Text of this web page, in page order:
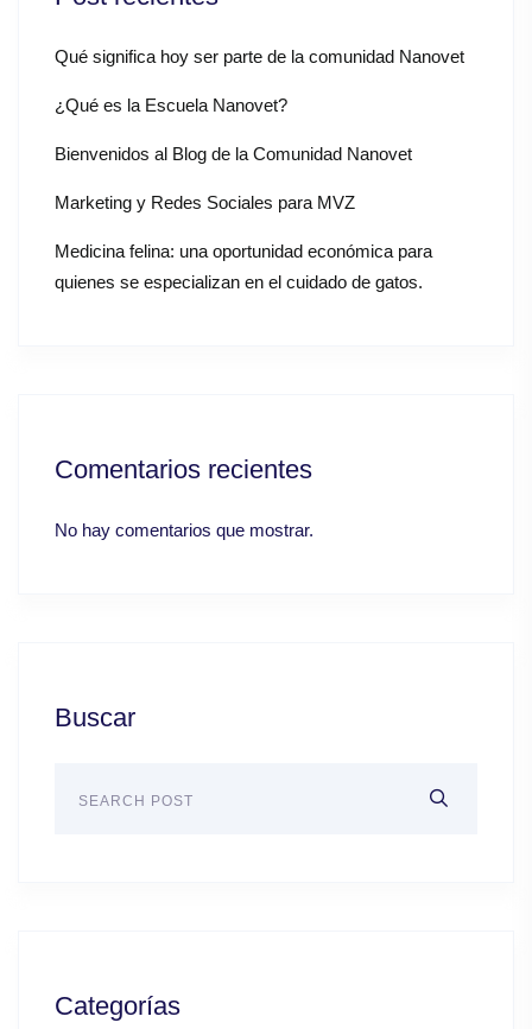
Qué significa hoy ser parte de la comunidad Nanovet
¿Qué es la Escuela Nanovet?
Bienvenidos al Blog de la Comunidad Nanovet
Marketing y Redes Sociales para MVZ
Medicina felina: una oportunidad económica para
quienes se especializan en el cuidado de gatos.
Comentarios recientes
No hay comentarios que mostrar.
Buscar
Categorías